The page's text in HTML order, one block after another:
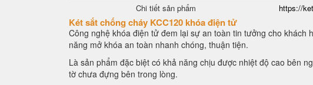
Chi tiết sản phẩm
https://
Két sắt chống cháy KCC120 khóa điện tử
Công nghệ khóa điện tử đem lại sự an toàn tin tưởng cho
năng mở khóa an toàn nhanh chóng, thuận tiện.
Là sản phẩm đặc biệt có khả năng chịu được nhiệt độ cao bên
tờ chưa đựng bên trong lòng.